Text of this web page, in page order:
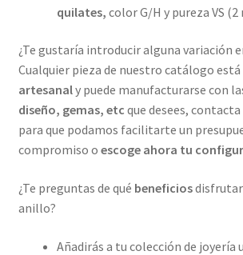
quilates, color G/H y pureza VS (2
¿Te gustaría introducir alguna variación
Cualquier pieza de nuestro catálogo está
artesanaly puede manufacturarse con
diseño, gemas, etc que desees,
para que podamos facilitarte un
compromiso o escoge ahora tu
¿Te preguntas de qué beneficios
anillo?
Añadirás a tu colección de joyería